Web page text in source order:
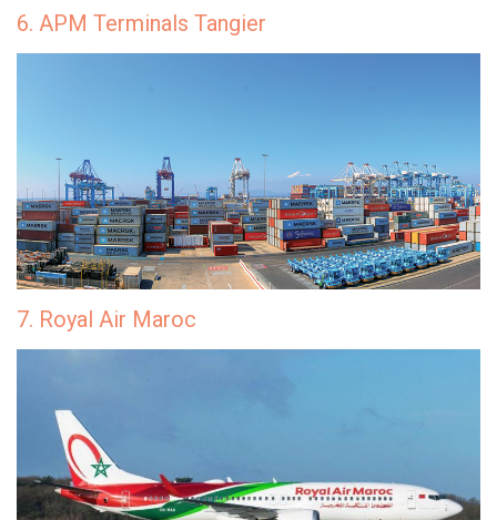
6. APM Terminals Tangier
7. Royal Air Maroc